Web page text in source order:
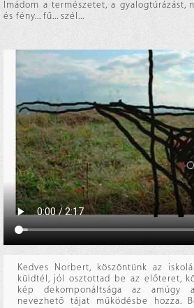
Imádom a természetet, a gyalogtúrázást,
és fény... fű... szél...
Kedves Norbert, köszöntünk az
küldtél, jól osztottad be az előteret,
kép dekomponáltsága az amúgy
nevezhető tájat működésbe hozza.